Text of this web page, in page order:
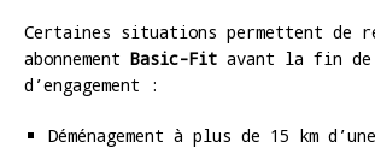
Certaines situations permettent de
abonnement Basic-Fit avant la fin
d’engagement :
Déménagement à plus de 15 km